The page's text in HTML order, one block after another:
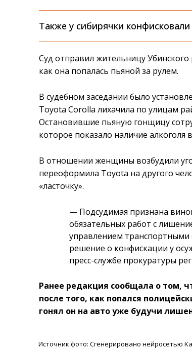
Также у сибирячки конфисковали
Суд отправил жительницу Убинского
как она попалась пьяной за рулем.
В судебном заседании было
Toyota Corolla лихачила по улицам
Остановившие пьяную гонщицу
которое показало наличие алкоголя
В отношении женщины возбудили
переоформила Toyota на другого
«ласточку».
— Подсудимая признана
обязательных работ с
управлением транспортными
решение о конфискации у
пресс-службе прокуратуры
Ранее редакция сообщала о том,
после того, как попался
гонял он на авто уже будучи
Источник фото: Сгенерировано нейросетью